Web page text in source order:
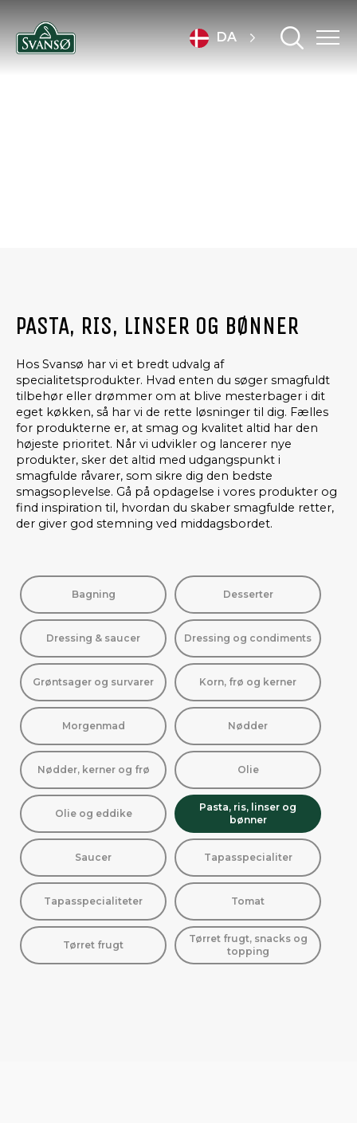
DA
PASTA, RIS, LINSER OG BØNNER
Hos Svansø har vi et bredt udvalg af
specialitetsprodukter. Hvad enten du søger smagfuldt
tilbehør eller drømmer om at blive mesterbager i dit
eget køkken, så har vi de rette løsninger til dig. Fælles
for produkterne er, at smag og kvalitet altid har den
højeste prioritet. Når vi udvikler og lancerer nye
produkter, sker det altid med udgangspunkt i
smagfulde råvarer, som sikre dig den bedste
smagsoplevelse. Gå på opdagelse i vores produkter og
find inspiration til, hvordan du skaber smagfulde retter,
der giver god stemning ved middagsbordet.
Bagning Desserter
Dressing & saucer Dressing og condiments
Grøntsager og survarer Korn, frø og kerner
Morgenmad Nødder
Nødder, kerner og frø Olie
Olie og eddike
Pasta, ris, linser og
bønner
Saucer Tapasspecialiter
Tapasspecialiteter Tomat
Tørret frugt
Tørret frugt, snacks og
topping